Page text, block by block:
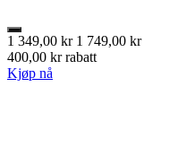
1 349,00 kr 1 749,00 kr
400,00 kr rabatt
Kjøp nå